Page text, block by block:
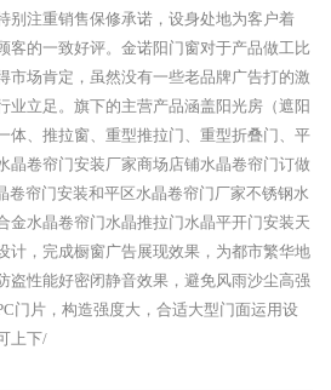
别注重销售保修承诺，设身处地为客户着
客的一致好评。金诺阳门窗对于产品做工比
市场肯定，虽然没有一些老品牌广告打的激
业立足。旗下的主营产品涵盖阳光房（遮阳
体、推拉窗、重型推拉门、重型折叠门、平
晶卷帘门安装厂家商场店铺水晶卷帘门订做
卷帘门安装和平区水晶卷帘门厂家不锈钢水
金水晶卷帘门水晶推拉门水晶平开门安装天
计，完成橱窗广告展现效果，为都市繁华地
盗性能好密闭静音效果，避免风雨沙尘高强
门片，构造强度大，合适大型门面运用设
上下/